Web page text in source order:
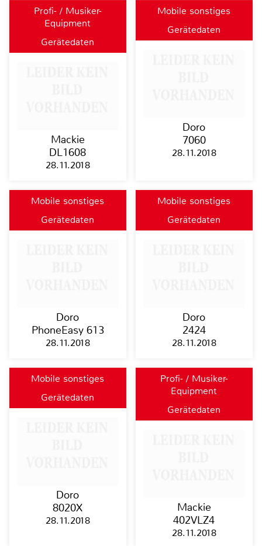
Profi- / Musiker-
Equipment
Gerätedaten
Mackie
DL1608
28.11.2018
Mobile sonstiges
Gerätedaten
Doro
7060
28.11.2018
Mobile sonstiges
Gerätedaten
Doro
PhoneEasy 613
28.11.2018
Mobile sonstiges
Gerätedaten
Doro
2424
28.11.2018
Mobile sonstiges
Gerätedaten
Doro
8020X
28.11.2018
Profi- / Musiker-
Equipment
Gerätedaten
Mackie
402VLZ4
28.11.2018